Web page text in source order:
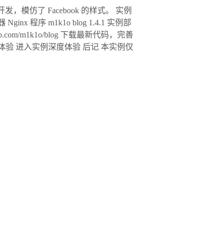
发，模仿了 Facebook 的样式。 实例
Nginx 程序 m1k1o blog 1.4.1 实例部
m1k1o/blog 下载最新代码，完善
验 进入实例深度体验 后记 本实例仅